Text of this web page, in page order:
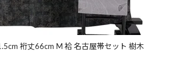
裄丈66cm M 袷 名古屋帯セット 樹木